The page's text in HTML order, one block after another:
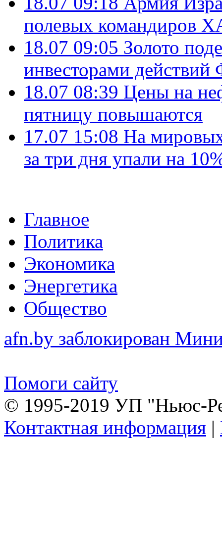
полевых командиров
18.07 09:05 Золото
инвесторами
18.07 08:39 Цены на
пятницу повышаются
17.07 15:08 На
за три дня упали на
Главное
Политика
Экономика
Энергетика
Общество
afn.by заблокирован
Помоги сайту
© 1995-2019 УП "Ньюс-
Контактная информация |